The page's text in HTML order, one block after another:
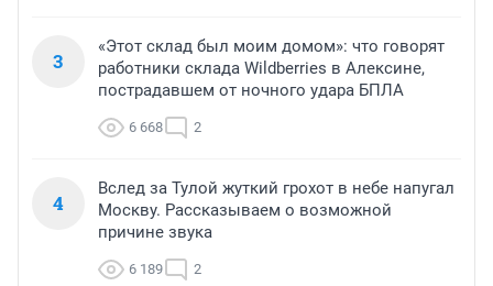
3
«Этот склад был моим домом»: что говорят
работники склада Wildberries в Алексине,
пострадавшем от ночного удара БПЛА
6 668 2
4
Вслед за Тулой жуткий грохот в небе напугал
Москву. Рассказываем о возможной
причине звука
6 189 2